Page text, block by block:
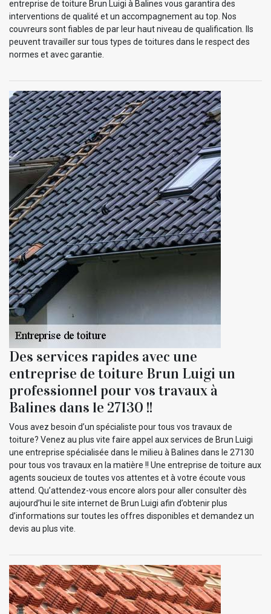
entreprise de toiture Brun Luigi à Balines vous garantira des
interventions de qualité et un accompagnement au top. Nos
couvreurs sont fiables de par leur haut niveau de qualification. Ils
peuvent travailler sur tous types de toitures dans le respect des
normes et avec garantie.
Des services rapides avec une
entreprise de toiture Brun Luigi un
professionnel pour vos travaux à
Balines dans le 27130 !!
Vous avez besoin d’un spécialiste pour tous vos travaux de
toiture? Venez au plus vite faire appel aux services de Brun Luigi
une entreprise spécialisée dans le milieu à Balines dans le 27130
pour tous vos travaux en la matière !! Une entreprise de toiture aux
agents soucieux de toutes vos attentes et à votre écoute vous
attend. Qu’attendez-vous encore alors pour aller consulter dès
aujourd’hui le site internet de Brun Luigi afin d’obtenir plus
d’informations sur toutes les offres disponibles et demandez un
devis au plus vite.